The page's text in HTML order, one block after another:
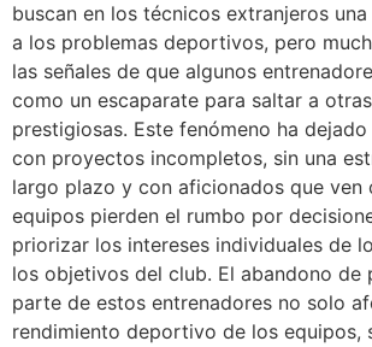
buscan en los técnicos extranjeros
a los problemas deportivos, pero
las señales de que algunos
como un escaparate para saltar a
prestigiosas. Este fenómeno ha
con proyectos incompletos, sin una
largo plazo y con aficionados que ven
equipos pierden el rumbo por
priorizar los intereses individuales de
los objetivos del club. El abandono de
parte de estos entrenadores no solo
rendimiento deportivo de los equipos,